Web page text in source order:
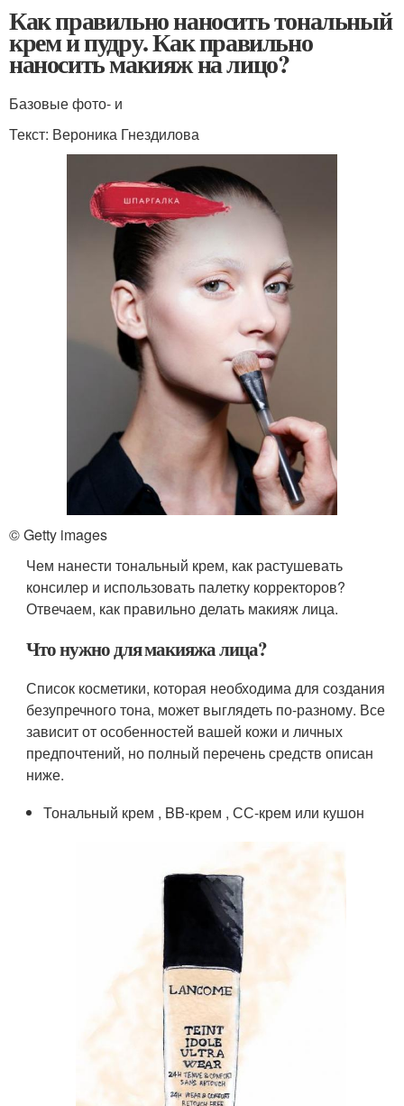
Как правильно наносить тональный
крем и пудру. Как правильно
наносить макияж на лицо?
Базовые фото- и
Текст: Вероника Гнездилова
© Getty images
Чем нанести тональный крем, как растушевать
консилер и использовать палетку корректоров?
Отвечаем, как правильно делать макияж лица.
Что нужно для макияжа лица?
Список косметики, которая необходима для создания
безупречного тона, может выглядеть по-разному. Все
зависит от особенностей вашей кожи и личных
предпочтений, но полный перечень средств описан
ниже.
Тональный крем , BB-крем , СС-крем или кушон